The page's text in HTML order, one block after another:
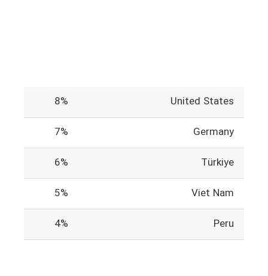
United States
8%
Germany
7%
Türkiye
6%
Viet Nam
5%
Peru
4%